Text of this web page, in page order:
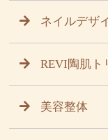
ネイルデザ
REVI陶肌ト
美容整体